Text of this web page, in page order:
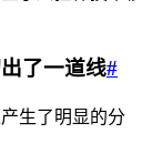
了一道线#
生了明显的分